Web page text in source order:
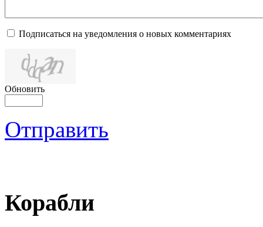
Подписаться на уведомления о новых комментариях
Обновить
Отправить
Корабли